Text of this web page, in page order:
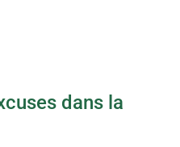
dans la